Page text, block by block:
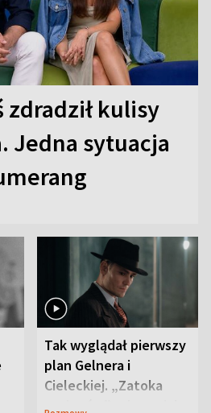
zdradził kulisy
Jedna sytuacja
Tak wyglądał pierwszy
plan Gelnera i
Cieleckiej. „Zatoka
szpiegów” od razu ich